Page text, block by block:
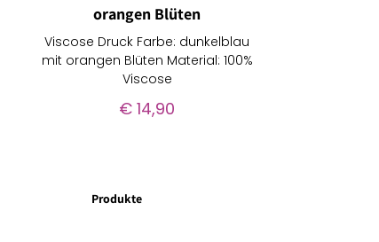
orangen Blüten
Viscose Druck Farbe: dunkelblau
mit orangen Blüten Material: 100%
Viscose
€ 14,90
Produkte